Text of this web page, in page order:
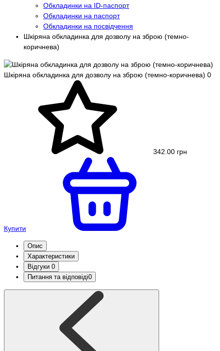
Обкладинки на ID-паспорт
Обкладинки на паспорт
Обкладинки на посвідчення
Шкіряна обкладинка для дозволу на зброю (темно-
коричнева)
Шкіряна обкладинка для дозволу на зброю (темно-коричнева) 0
342.00 грн
Купити
Опис
Характеристики
Відгуки 0
Питання та відповіді0